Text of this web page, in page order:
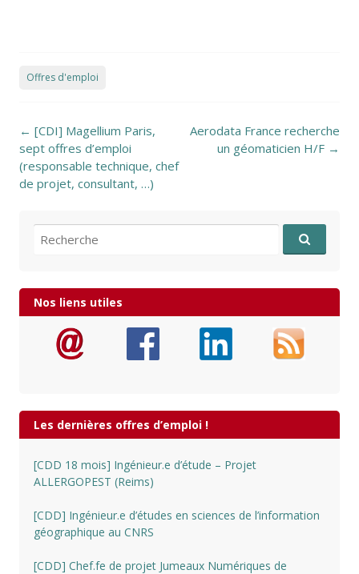
Offres d'emploi
Post navigation
← [CDI] Magellium Paris,
sept offres d’emploi
(responsable technique, chef
de projet, consultant, …)
Aerodata France recherche
un géomaticien H/F →
Recherche pour:
Nos liens utiles
Les dernières offres d’emploi !
[CDD 18 mois] Ingénieur.e d’étude – Projet
ALLERGOPEST (Reims)
[CDD] Ingénieur.e d’études en sciences de l’information
géographique au CNRS
[CDD] Chef.fe de projet Jumeaux Numériques de